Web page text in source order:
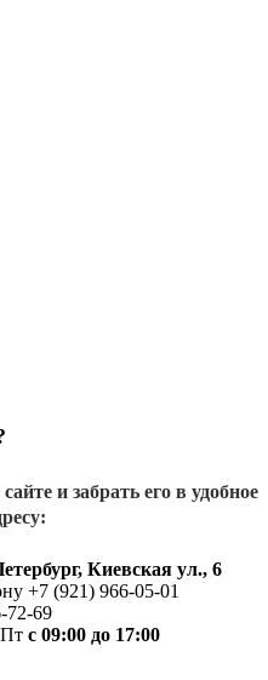
и забрать его в удобное
Киевская ул., 6
+7 (921) 966-05-01
72-69
с 09:00 до 17:00